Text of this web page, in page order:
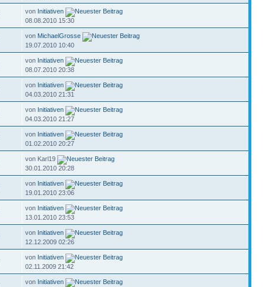
von Initiativen
08.08.2010 15:30
von MichaelGrosse
19.07.2010 10:40
von Initiativen
08.07.2010 20:38
von Initiativen
04.03.2010 21:31
von Initiativen
04.03.2010 21:27
von Initiativen
01.02.2010 20:27
von Karl19
30.01.2010 20:28
von Initiativen
19.01.2010 23:06
von Initiativen
13.01.2010 23:53
von Initiativen
12.12.2009 02:26
von Initiativen
02.11.2009 21:42
von Initiativen